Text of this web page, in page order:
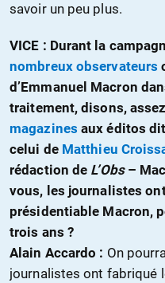
savoir un peu plus.
VICE : Durant la
nombreux observateurs
d’Emmanuel Macron
traitement, disons,
magazines aux éditos
celui de Matthieu
rédaction de L’Obs–
vous, les journalistes
présidentiable Macron,
trois ans ?
Alain Accardo : On
journalistes ont fabriqué